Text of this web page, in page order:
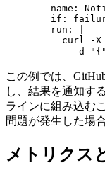
- name:
if:
        run: |
curl -X
この例では、
し、結果を通知す
ラインに組み込む
問題が発生した場
メトリクス